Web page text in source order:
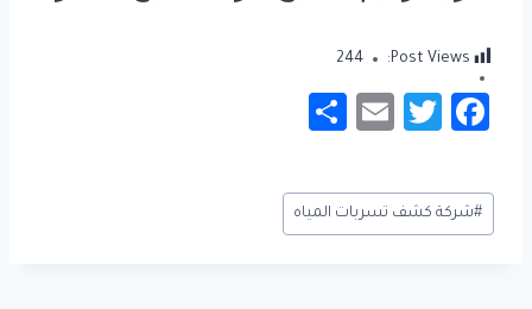
Post Views:
244
Fa
e
b
T
tt
er
E
ail
ar
e
وسوم
المقال:
#شركة كشف تسربات المياه